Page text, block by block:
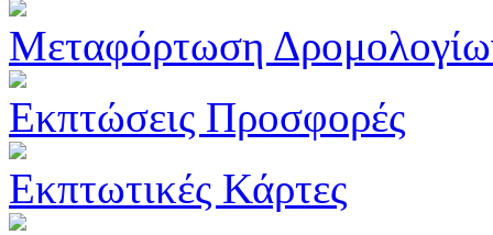
Μεταφόρτωση
Εκπτώσεις Προσφορές
Εκπτωτικές Κάρτες